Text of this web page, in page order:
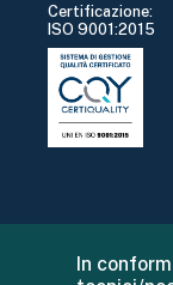
Certificazione:
ISO 9001:2015
In